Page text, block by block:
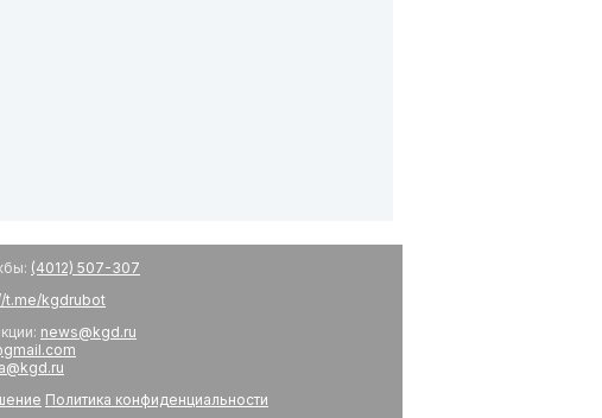
(4012) 507-307
t.me/kgdrubot
news@kgd.ru
Политика конфиденциальности